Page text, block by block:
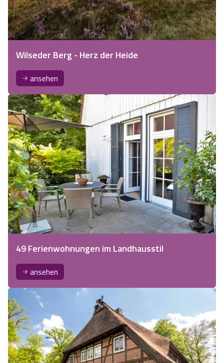
Wilseder Berg - Herz der Heide
ansehen
49 Ferienwohnungen im Landhausstil
ansehen